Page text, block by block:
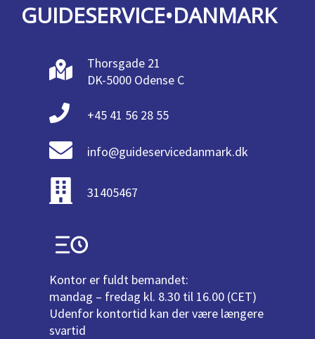
GUIDESERVICE•DANMARK
Thorsgade 21
DK-5000 Odense C
+45 41 56 28 55
info@guideservicedanmark.dk
31405467
Kontor er fuldt bemandet:
mandag – fredag kl. 8.30 til 16.00 (CET)
Udenfor kontortid kan der være længere
svartid